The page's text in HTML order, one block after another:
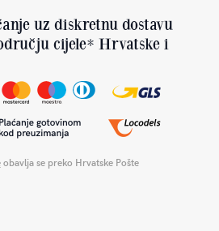
uz diskretnu dostavu
cijele* Hrvatske i
obavlja se preko Hrvatske Pošte